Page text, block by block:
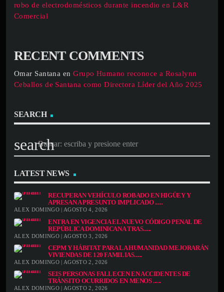
robo de electrodomésticos durante incendio en L&R
Comercial
RECENT COMMENTS
Omar Santana enGrupo Humano reconoce a Rosalynn
Ceballos de Santana como Directora Líder del Año 2025
SEARCH
search
LATEST NEWS
RECUPERAN VEHÍCULO ROBADO EN HIGÜEY Y
APRESAN A PRESUNTO IMPLICADO ......
ALEX DOMINGO | AGOSTO 4, 2026
ENTRA EN VIGENCIA EL NUEVO CÓDIGO PENAL DE
REPÚBLICA DOMINICANA TRAS......
ALEX DOMINGO | AGOSTO 3, 2026
CEPM Y HÁBITAT PARA LA HUMANIDAD MEJORARÁN
VIVIENDAS DE 120 FAMILIAS......
ALEX DOMINGO | AGOSTO 2, 2026
SEIS PERSONAS FALLECEN EN ACCIDENTES DE
TRÁNSITO OCURRIDOS EN MENOS ......
ALEX DOMINGO | AGOSTO 2, 2026